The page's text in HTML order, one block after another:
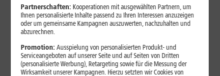
Partnerschaften: Kooperationen mit ausgewählten Partnern, um
Ihnen personalisierte Inhalte passend zu Ihren Interessen anzuzeigen
oder um gemeinsame Kampagnen auszuwerten, nachzuhalten und
abzurechnen.
Promotion:Ausspielung von personalisierten Produkt- und
Serviceangeboten auf unserer Seite und auf Seiten von Dritten
(personalisierte Werbung), Retargeting sowie für die Messung der
Wirksamkeit unserer Kampagnen. Hierzu setzten wir Cookies von